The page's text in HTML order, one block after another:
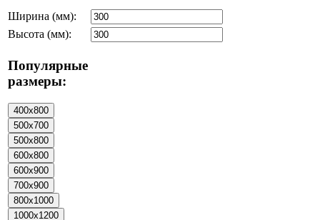
Ширина (мм):
Высота (мм):
Популярные
размеры: